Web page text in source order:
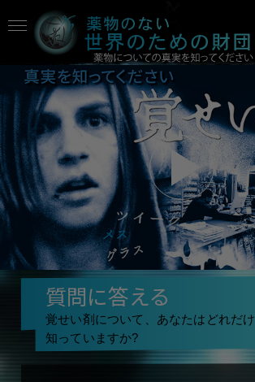
質問に答える
覚せい剤について、あなたはどれだけ
知っていますか?